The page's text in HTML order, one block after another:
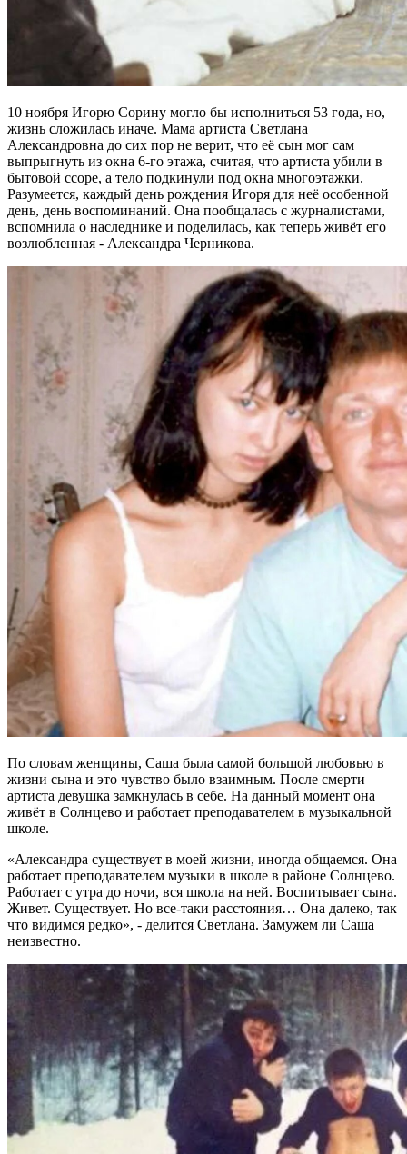
10 ноября Игорю Сорину могло бы исполниться 53 года, но,
жизнь сложилась иначе. Мама артиста Светлана
Александровна до сих пор не верит, что её сын мог сам
выпрыгнуть из окна 6-го этажа, считая, что артиста убили в
бытовой ссоре, а тело подкинули под окна многоэтажки.
Разумеется, каждый день рождения Игоря для неё особенной
день, день воспоминаний. Она пообщалась с журналистами,
вспомнила о наследнике и поделилась, как теперь живёт его
возлюбленная - Александра Черникова.
По словам женщины, Саша была самой большой любовью в
жизни сына и это чувство было взаимным. После смерти
артиста девушка замкнулась в себе. На данный момент она
живёт в Солнцево и работает преподавателем в музыкальной
школе.
«Александра существует в моей жизни, иногда общаемся. Она
работает преподавателем музыки в школе в районе Солнцево.
Работает с утра до ночи, вся школа на ней. Воспитывает сына.
Живет. Существует. Но все-таки расстояния… Она далеко, так
что видимся редко», - делится Светлана. Замужем ли Саша
неизвестно.